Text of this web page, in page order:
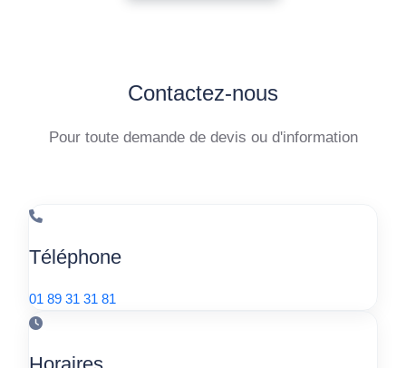
Contactez-nous
Pour toute demande de devis ou d'information
Téléphone
01 89 31 31 81